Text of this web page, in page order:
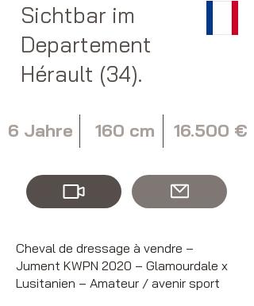
Sichtbar im
Departement
Hérault (34).
6 Jahre 160 cm 16.500 €
Cheval de dressage à vendre –
Jument KWPN 2020 – Glamourdale x
Lusitanien – Amateur / avenir sport